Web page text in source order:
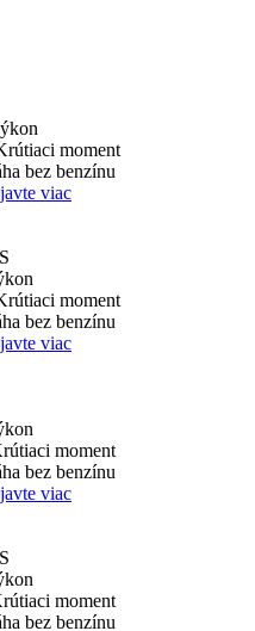
moment
bez benzínu
viac
moment
bez benzínu
viac
moment
bez benzínu
viac
moment
bez benzínu